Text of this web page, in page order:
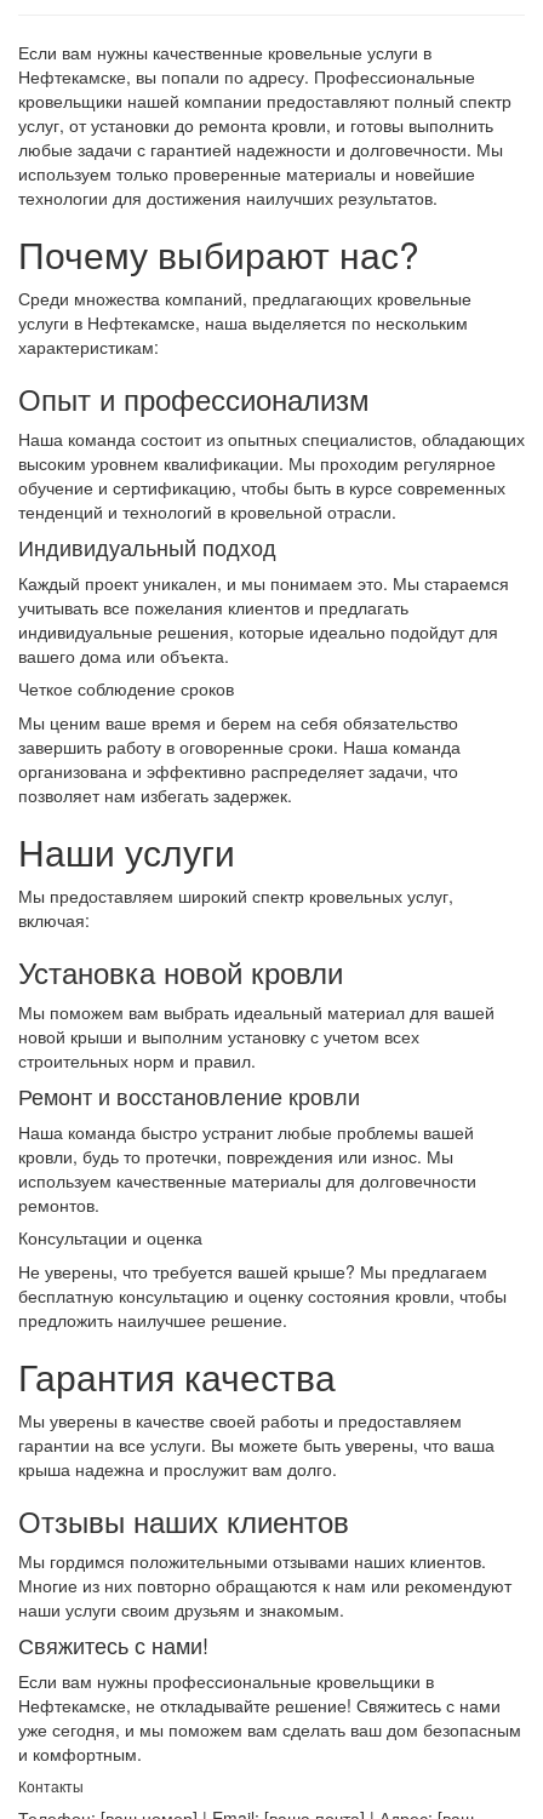
Если вам нужны качественные кровельные услуги в
Нефтекамске, вы попали по адресу. Профессиональные
кровельщики нашей компании предоставляют полный спектр
услуг, от установки до ремонта кровли, и готовы выполнить
любые задачи с гарантией надежности и долговечности. Мы
используем только проверенные материалы и новейшие
технологии для достижения наилучших результатов.
Почему выбирают нас?
Среди множества компаний, предлагающих кровельные
услуги в Нефтекамске, наша выделяется по нескольким
характеристикам:
Опыт и профессионализм
Наша команда состоит из опытных специалистов, обладающих
высоким уровнем квалификации. Мы проходим регулярное
обучение и сертификацию, чтобы быть в курсе современных
тенденций и технологий в кровельной отрасли.
Индивидуальный подход
Каждый проект уникален, и мы понимаем это. Мы стараемся
учитывать все пожелания клиентов и предлагать
индивидуальные решения, которые идеально подойдут для
вашего дома или объекта.
Четкое соблюдение сроков
Мы ценим ваше время и берем на себя обязательство
завершить работу в оговоренные сроки. Наша команда
организована и эффективно распределяет задачи, что
позволяет нам избегать задержек.
Наши услуги
Мы предоставляем широкий спектр кровельных услуг,
включая:
Установка новой кровли
Мы поможем вам выбрать идеальный материал для вашей
новой крыши и выполним установку с учетом всех
строительных норм и правил.
Ремонт и восстановление кровли
Наша команда быстро устранит любые проблемы вашей
кровли, будь то протечки, повреждения или износ. Мы
используем качественные материалы для долговечности
ремонтов.
Консультации и оценка
Не уверены, что требуется вашей крыше? Мы предлагаем
бесплатную консультацию и оценку состояния кровли, чтобы
предложить наилучшее решение.
Гарантия качества
Мы уверены в качестве своей работы и предоставляем
гарантии на все услуги. Вы можете быть уверены, что ваша
крыша надежна и прослужит вам долго.
Отзывы наших клиентов
Мы гордимся положительными отзывами наших клиентов.
Многие из них повторно обращаются к нам или рекомендуют
наши услуги своим друзьям и знакомым.
Свяжитесь с нами!
Если вам нужны профессиональные кровельщики в
Нефтекамске, не откладывайте решение! Свяжитесь с нами
уже сегодня, и мы поможем вам сделать ваш дом безопасным
и комфортным.
Контакты